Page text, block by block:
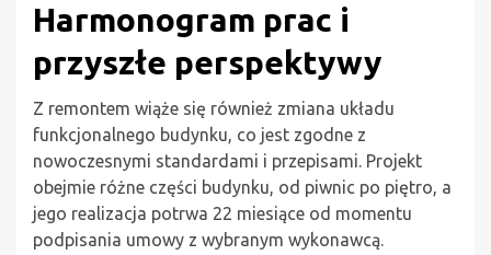
Harmonogram prac i
przyszłe perspektywy
Z remontem wiąże się również zmiana układu
funkcjonalnego budynku, co jest zgodne z
nowoczesnymi standardami i przepisami. Projekt
obejmie różne części budynku, od piwnic po piętro, a
jego realizacja potrwa 22 miesiące od momentu
podpisania umowy z wybranym wykonawcą.